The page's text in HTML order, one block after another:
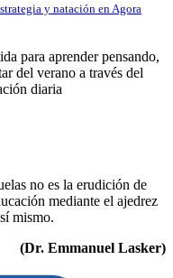
y natación en Agora
para aprender pensando,
del verano a través del
diaria
no es la erudición de
mediante el ajedrez
mismo.
(Dr. Emmanuel Lasker)